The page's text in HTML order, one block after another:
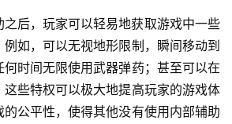
后，玩家可以轻易地获取游戏中一些
如，可以无视地形限制，瞬间移动到
时间无限使用武器弹药；甚至可以在
些特权可以极大地提高玩家的游戏体
公平性，使得其他没有使用内部辅助